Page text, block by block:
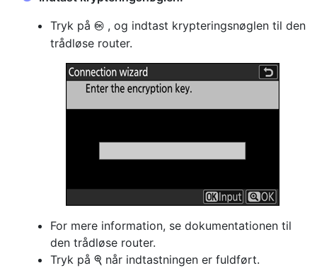
Tryk på J , og indtast krypteringsnøglen til den
trådløse router.
For mere information, se dokumentationen til
den trådløse router.
Tryk på X når indtastningen er fuldført.